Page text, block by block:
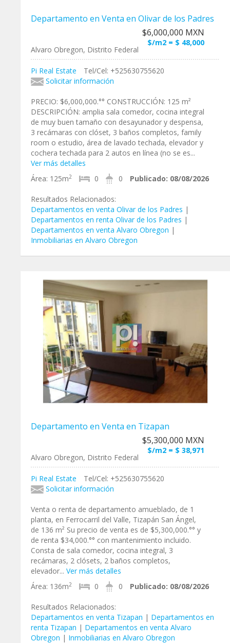
Departamento en Venta en Olivar de los Padres
$6,000,000 MXN
$/m2 = $ 48,000
Alvaro Obregon, Distrito Federal
Pi Real Estate
Tel/Cel: +525630755620
Solicitar información
PRECIO: $6,000,000.°° CONSTRUCCIÓN: 125 m²
DESCRIPCIÓN: amplia sala comedor, cocina integral
de muy buen tamaño con desayunador y despensa,
3 recámaras con clóset, 3 baños completos, family
room o estudio, área de lavado techada, elevador y
cochera techada para 2 autos en línea (no se es...
Ver más detalles
Área: 125m2 0 0 Publicado: 08/08/2026
Resultados Relacionados:
Departamentos en venta Olivar de los Padres |
Departamentos en renta Olivar de los Padres |
Departamentos en venta Alvaro Obregon |
Inmobiliarias en Alvaro Obregon
Departamento en Venta en Tizapan
$5,300,000 MXN
$/m2 = $ 38,971
Alvaro Obregon, Distrito Federal
Pi Real Estate
Tel/Cel: +525630755620
Solicitar información
Venta o renta de departamento amueblado, de 1
planta, en Ferrocarril del Valle, Tizapán San Ángel,
de 136 m² Su precio de venta es de $5,300,000.°° y
de renta $34,000.°° con mantenimiento incluido.
Consta de sala comedor, cocina integral, 3
recámaras, 2 clósets, 2 baños completos,
elevador... Ver más detalles
Área: 136m2 0 0 Publicado: 08/08/2026
Resultados Relacionados:
Departamentos en venta Tizapan | Departamentos en
renta Tizapan | Departamentos en venta Alvaro
Obregon | Inmobiliarias en Alvaro Obregon